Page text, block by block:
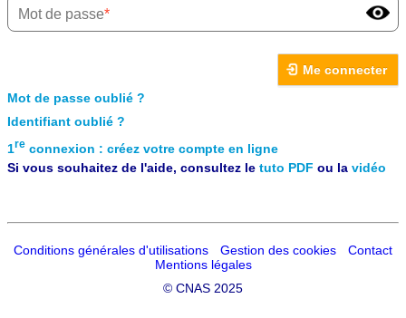
Mot de passe
Me connecter
Mot de passe oublié ?
Identifiant oublié ?
1re connexion : créez votre compte en ligne
Si vous souhaitez de l'aide, consultez le tuto PDF ou la vidéo
Conditions générales d'utilisations Gestion des cookies
Contact
Mentions légales
© CNAS 2025